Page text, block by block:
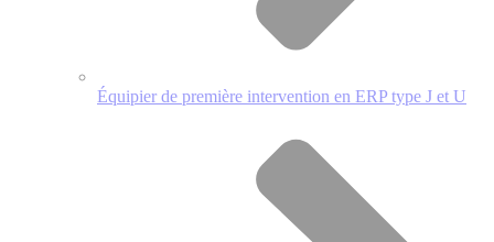
Équipier de première intervention en ERP type J et U